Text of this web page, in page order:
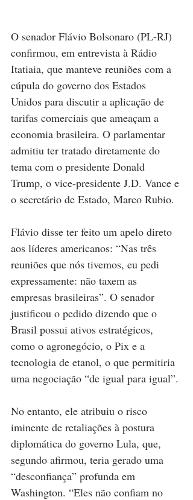
O senador Flávio Bolsonaro (PL-RJ)
confirmou, em entrevista à Rádio
Itatiaia, que manteve reuniões com a
cúpula do governo dos Estados
Unidos para discutir a aplicação de
tarifas comerciais que ameaçam a
economia brasileira. O parlamentar
admitiu ter tratado diretamente do
tema com o presidente Donald
Trump, o vice-presidente J.D. Vance e
o secretário de Estado, Marco Rubio.
Flávio disse ter feito um apelo direto
aos líderes americanos: “Nas três
reuniões que nós tivemos, eu pedi
expressamente: não taxem as
empresas brasileiras”. O senador
justificou o pedido dizendo que o
Brasil possui ativos estratégicos,
como o agronegócio, o Pix e a
tecnologia de etanol, o que permitiria
uma negociação “de igual para igual”.
No entanto, ele atribuiu o risco
iminente de retaliações à postura
diplomática do governo Lula, que,
segundo afirmou, teria gerado uma
“desconfiança” profunda em
Washington. “Eles não confiam no